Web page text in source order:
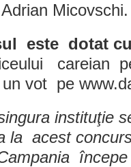
Micovschi.
este dotat
careian
un vot pe
instituţie
la acest